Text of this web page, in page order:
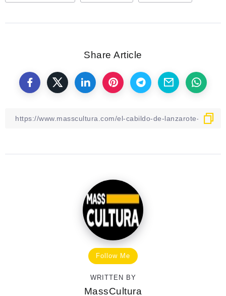
Share Article
Follow Me
WRITTEN BY
MassCultura